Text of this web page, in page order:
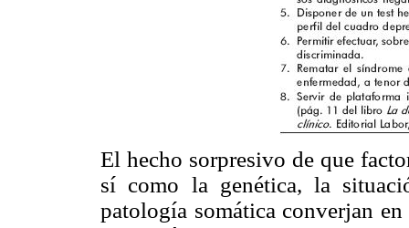
El hecho sorpresivo de que
sí como la genética, la
patología somática converjan